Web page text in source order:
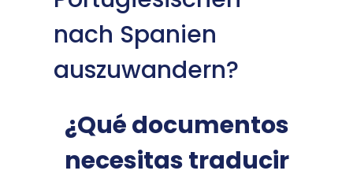
nach Spanien
auszuwandern?
¿Qué documentos
necesitas traducir